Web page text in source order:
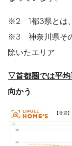
※2 1都3県とは
※3 神奈川県そ
除いたエリア
▽首都圏では平
向かう